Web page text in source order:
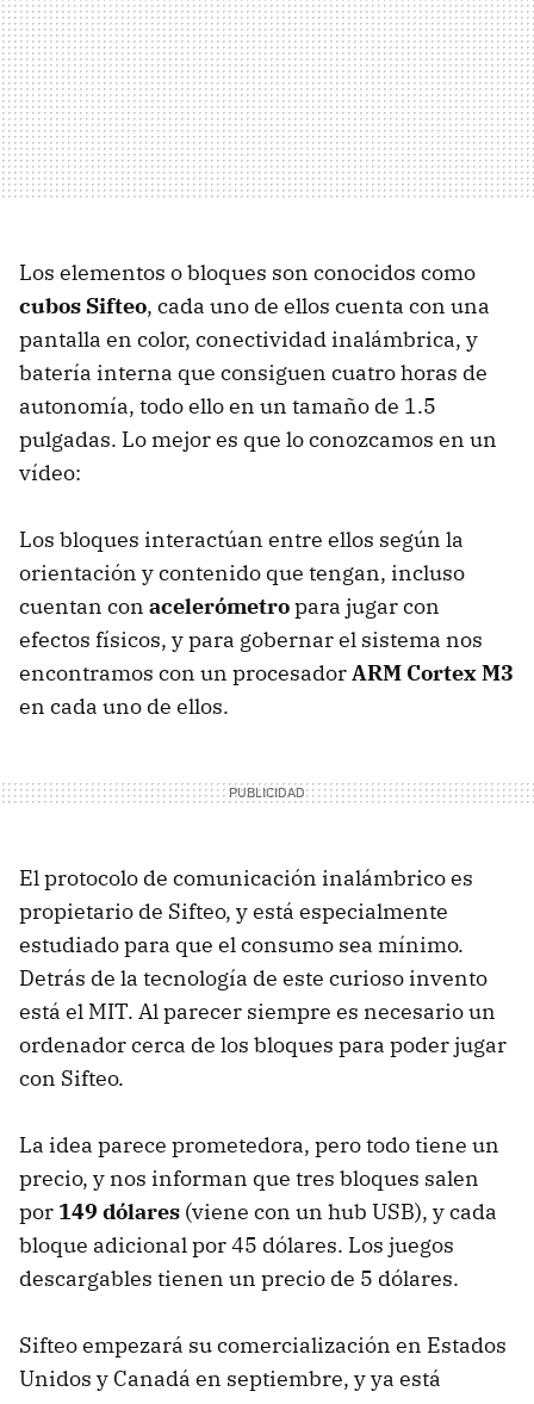
Los elementos o bloques son conocidos como
cubos Sifteo, cada uno de ellos cuenta con una
pantalla en color, conectividad inalámbrica, y
batería interna que consiguen cuatro horas de
autonomía, todo ello en un tamaño de 1.5
pulgadas. Lo mejor es que lo conozcamos en un
vídeo:
Los bloques interactúan entre ellos según la
orientación y contenido que tengan, incluso
cuentan con acelerómetropara jugar con
efectos físicos, y para gobernar el sistema nos
encontramos con un procesadorARM Cortex M3
en cada uno de ellos.
El protocolo de comunicación inalámbrico es
propietario de Sifteo, y está especialmente
estudiado para que el consumo sea mínimo.
Detrás de la tecnología de este curioso invento
está el MIT. Al parecer siempre es necesario un
ordenador cerca de los bloques para poder jugar
con Sifteo.
La idea parece prometedora, pero todo tiene un
precio, y nos informan que tres bloques salen
por 149 dólares (viene con un hub USB), y cada
bloque adicional por 45 dólares. Los juegos
descargables tienen un precio de 5 dólares.
Sifteo empezará su comercialización en Estados
Unidos y Canadá en septiembre, y ya está